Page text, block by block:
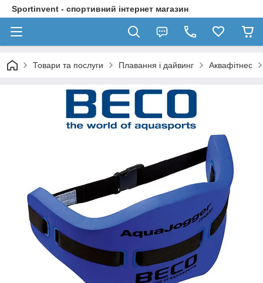
Sportinvent - спортивний інтернет магазин
Товари та послуги Плавання і дайвинг Аквафітнес